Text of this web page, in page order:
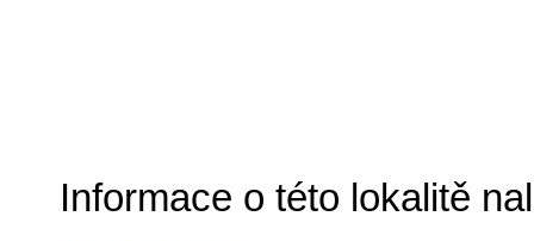
Informace o této lokalitě